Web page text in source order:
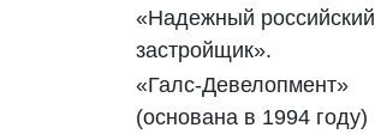
«Надежный российский
застройщик».
«Галс-Девелопмент»
(основана в 1994 году)